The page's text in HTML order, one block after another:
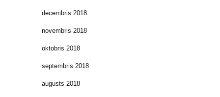
decembris 2018
novembris 2018
oktobris 2018
septembris 2018
augusts 2018